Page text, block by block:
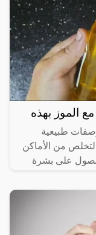
الموز بهذه
طبيعية
من الأماكن
على بشرة